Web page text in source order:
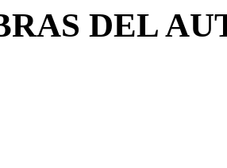
DEL